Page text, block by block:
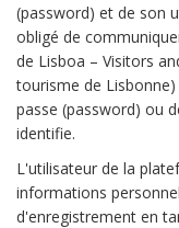
(password) et de son
obligé de
de Lisboa – Visitors
tourisme de
passe (password) ou
identifie.
L'utilisateur de la
informations
d'enregistrement en